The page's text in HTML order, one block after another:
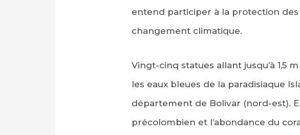
entend participer à la protection
changement climatique.
Vingt-cinq statues allant jusqu’à 1,5
les eaux bleues de la paradisiaque
département de Bolivar (nord-est).
précolombien et l’abondance du